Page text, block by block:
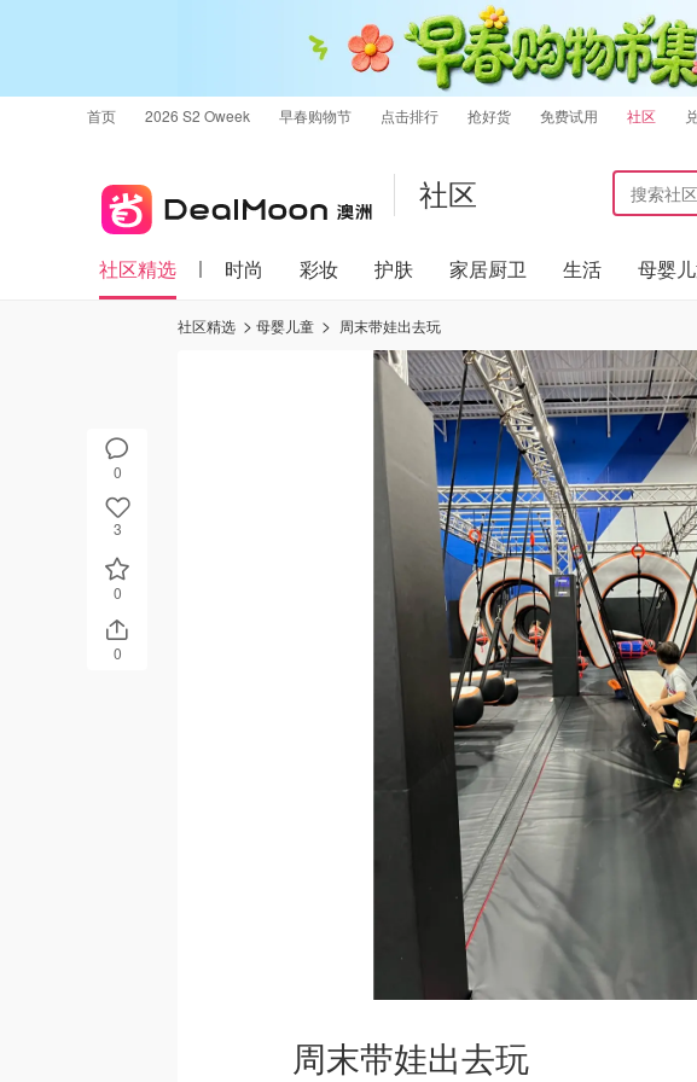
首页 2026 S2 Oweek 早春购物节 点击排行 抢好货 免费试用 社区
社区
社区精选 时尚 彩妆 护肤 家居厨卫 生活 母婴
0
3
0
0
社区精选 母婴儿童 周末带娃出去玩
周末带娃出去玩